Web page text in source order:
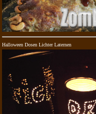
Halloween Dosen Lichter Laternen